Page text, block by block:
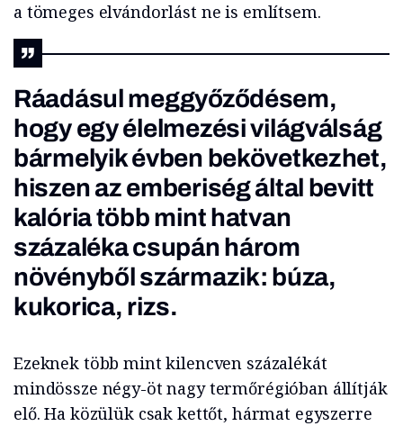
a tömeges elvándorlást ne is említsem.
Ráadásul meggyőződésem,
hogy egy élelmezési világválság
bármelyik évben bekövetkezhet,
hiszen az emberiség által bevitt
kalória több mint hatvan
százaléka csupán három
növényből származik: búza,
kukorica, rizs.
Ezeknek több mint kilencven százalékát
mindössze négy-öt nagy termőrégióban állítják
elő. Ha közülük csak kettőt, hármat egyszerre